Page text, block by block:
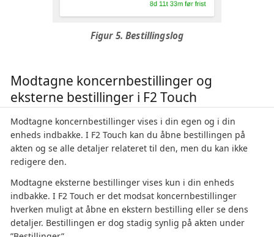
Figur 5. Bestillingslog
Modtagne koncernbestillinger og
eksterne bestillinger i F2 Touch
Modtagne koncernbestillinger vises i din egen og i din
enheds indbakke. I F2 Touch kan du åbne bestillingen på
akten og se alle detaljer relateret til den, men du kan ikke
redigere den.
Modtagne eksterne bestillinger vises kun i din enheds
indbakke. I F2 Touch er det modsat koncernbestillinger
hverken muligt at åbne en ekstern bestilling eller se dens
detaljer. Bestillingen er dog stadig synlig på akten under